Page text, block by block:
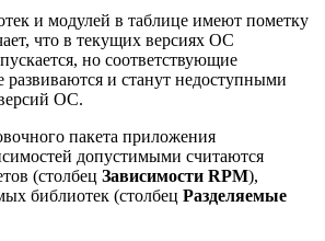
и модулей в таблице имеют пометку
что в текущих версиях ОС
но соответствующие
развиваются и станут недоступными
ОС.
пакета приложения
допустимыми считаются
(столбец Зависимости RPM),
библиотек (столбец Разделяемые